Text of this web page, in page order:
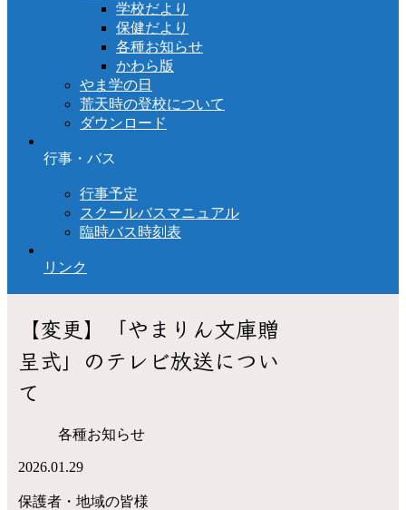
学校だより
保健だより
各種お知らせ
かわら版
やま学の日
荒天時の登校について
ダウンロード
行事・バス
行事予定
スクールバスマニュアル
臨時バス時刻表
リンク
【変更】「やまりん文庫贈
呈式」のテレビ放送につい
て
各種お知らせ
2026.01.29
保護者・地域の皆様